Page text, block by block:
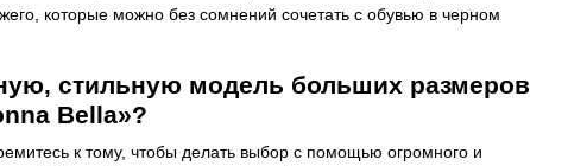
которые можно без сомнений сочетать с обувью в черном
стильную модель больших размеров
Bella»?
к тому, чтобы делать выбор с помощью огромного и